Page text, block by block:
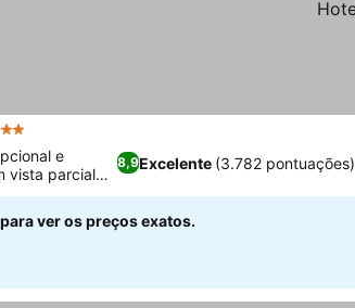
8,9Excelente (3.782 pontuações)
e
vista parcial
ver os preços exatos.